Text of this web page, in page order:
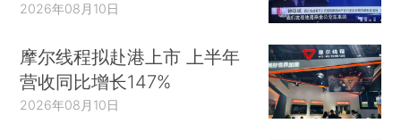
2026年08月10日
摩尔线程拟赴港上市 上半年
营收同比增长147%
2026年08月10日